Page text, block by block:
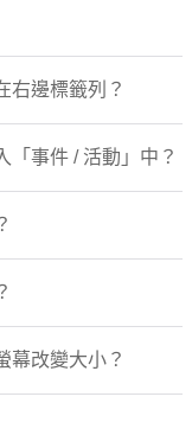
右邊標籤列？
「事件 / 活動」中？
幕改變大小？